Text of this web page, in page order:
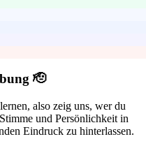
🫡
also zeig uns, wer du
und Persönlichkeit in
Eindruck zu hinterlassen.